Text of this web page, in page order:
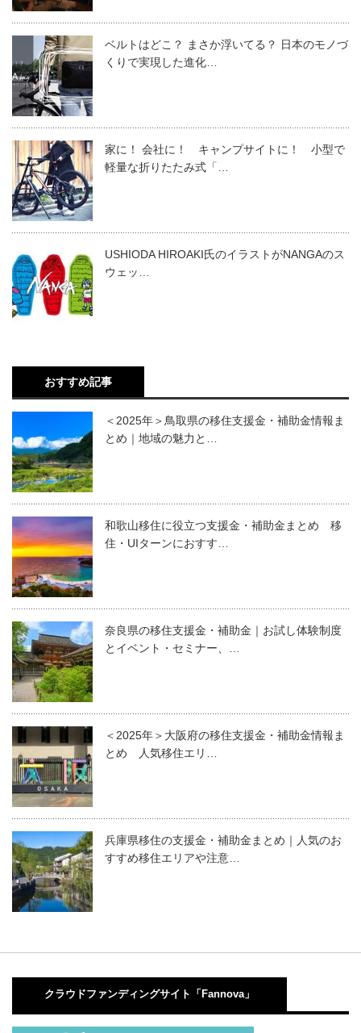
ベルトはどこ？ まさか浮いてる？ 日本のモノづ
くりで実現した進化…
家に！ 会社に！ キャンプサイトに！ 小型で
軽量な折りたたみ式「…
USHIODA HIROAKI氏のイラストがNANGAのス
ウェッ…
おすすめ記事
＜2025年＞鳥取県の移住支援金・補助金情報ま
とめ｜地域の魅力と…
和歌山移住に役立つ支援金・補助金まとめ 移
住・UIターンにおすす…
奈良県の移住支援金・補助金｜お試し体験制度
とイベント・セミナー、…
＜2025年＞大阪府の移住支援金・補助金情報ま
とめ 人気移住エリ…
兵庫県移住の支援金・補助金まとめ｜人気のお
すすめ移住エリアや注意…
クラウドファンディングサイト「Fannova」